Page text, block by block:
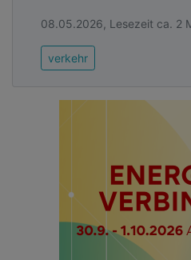
08.05.2026, Lesezeit ca. 2
verkehr